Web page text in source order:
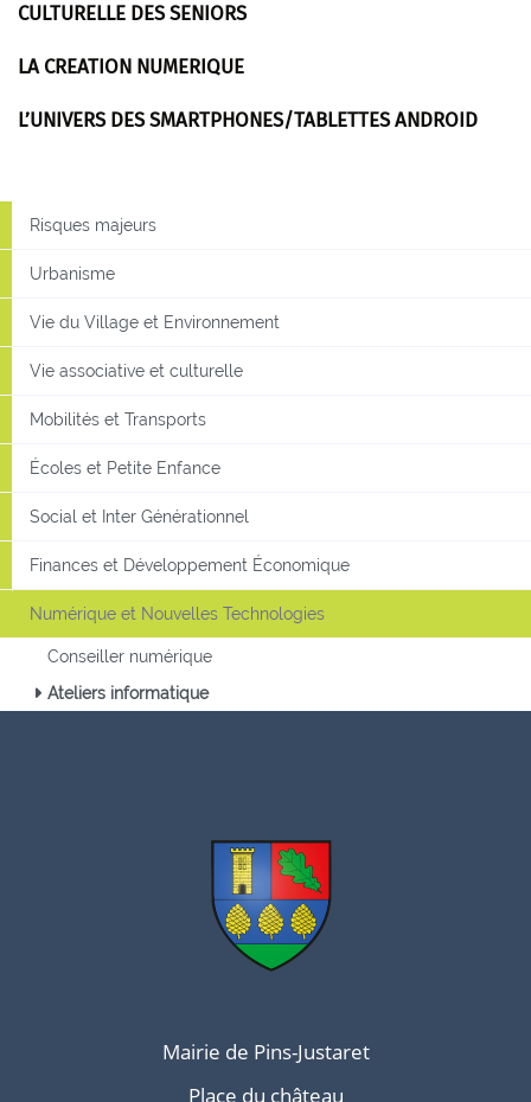
CULTURELLE DES SENIORS
LA CREATION NUMERIQUE
L’UNIVERS DES SMARTPHONES/TABLETTES ANDROID
Risques majeurs
Urbanisme
Vie du Village et Environnement
Vie associative et culturelle
Mobilités et Transports
Écoles et Petite Enfance
Social et Inter Générationnel
Finances et Développement Économique
Numérique et Nouvelles Technologies
Conseiller numérique
Ateliers informatique
Mairie de Pins-Justaret
Place du château